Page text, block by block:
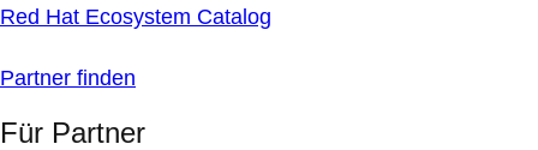
Red Hat Ecosystem Catalog
Partner finden
Für Partner